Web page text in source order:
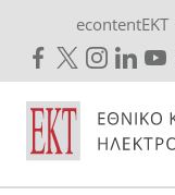
econtentEKT